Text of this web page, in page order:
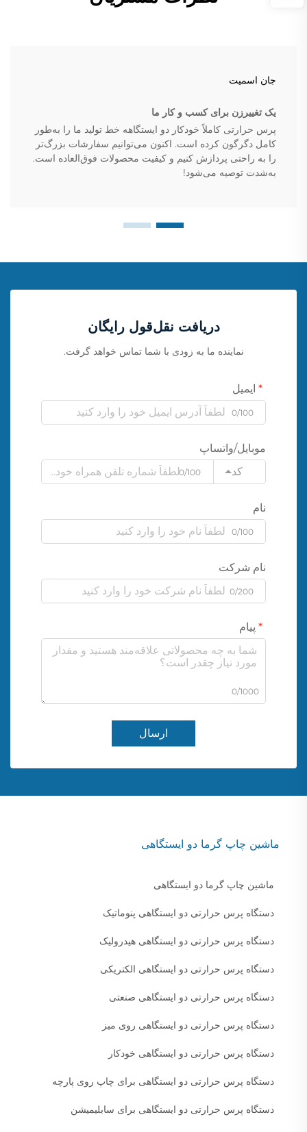
جان اسمیت
یک تغییرزن برای کسب و کار ما
پرس حرارتی کاملاً خودکار دو ایستگاهه خط تولید ما را به‌طور
کامل دگرگون کرده است. اکنون می‌توانیم سفارشات بزرگ‌تر
را به راحتی پردازش کنیم و کیفیت محصولات فوق‌العاده است.
به‌شدت توصیه می‌شود!
دریافت نقل‌قول رایگان
نماینده ما به زودی با شما تماس خواهد گرفت.
ایمیل
0/100
موبایل/واتساپ
کد
0/100
نام
0/100
نام شرکت
0/200
پیام
0/1000
ارسال
ماشین چاپ گرما دو ایستگاهی
ماشین چاپ گرما دو ایستگاهی
دستگاه پرس حرارتی دو ایستگاهی پنوماتیک
دستگاه پرس حرارتی دو ایستگاهی هیدرولیک
دستگاه پرس حرارتی دو ایستگاهی الکتریکی
دستگاه پرس حرارتی دو ایستگاهی صنعتی
دستگاه پرس حرارتی دو ایستگاهی روی میز
دستگاه پرس حرارتی دو ایستگاهی خودکار
دستگاه پرس حرارتی دو ایستگاهی برای چاپ روی پارچه
دستگاه پرس حرارتی دو ایستگاهی برای سابلیمیشن